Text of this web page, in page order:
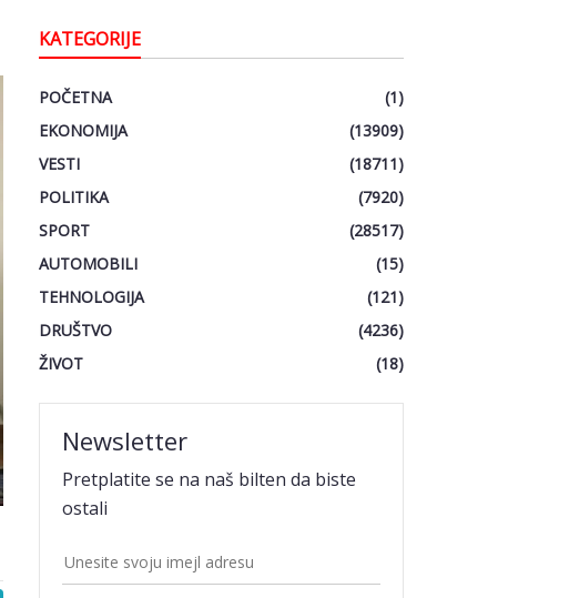
KATEGORIJE
POČETNA
(1)
EKONOMIJA
(13909)
VESTI
(18711)
POLITIKA
(7920)
SPORT
(28517)
AUTOMOBILI
(15)
TEHNOLOGIJA
(121)
DRUŠTVO
(4236)
ŽIVOT
(18)
Newsletter
Pretplatite se na naš bilten da biste
ostali